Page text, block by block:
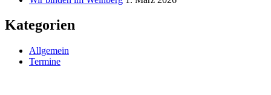
Kategorien
Allgemein
Termine